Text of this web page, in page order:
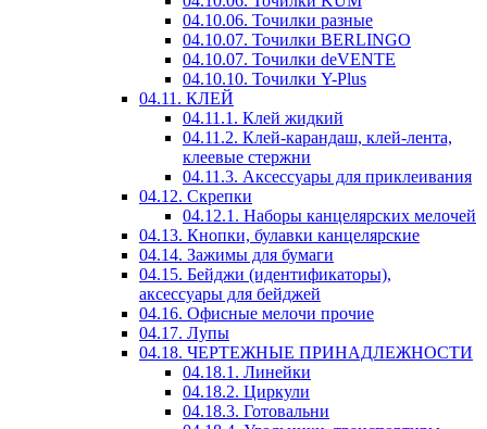
04.10.06. Точилки разные
04.10.07. Точилки BERLINGO
04.10.07. Точилки deVENTE
04.10.10. Точилки Y-Plus
04.11. КЛЕЙ
04.11.1. Клей жидкий
04.11.2. Клей-карандаш, клей-лента,
клеевые стержни
04.11.3. Аксессуары для приклеивания
04.12. Скрепки
04.12.1. Наборы канцелярских мелочей
04.13. Кнопки, булавки канцелярские
04.14. Зажимы для бумаги
04.15. Бейджи (идентификаторы),
аксессуары для бейджей
04.16. Офисные мелочи прочие
04.17. Лупы
04.18. ЧЕРТЕЖНЫЕ ПРИНАДЛЕЖНОСТИ
04.18.1. Линейки
04.18.2. Циркули
04.18.3. Готовальни